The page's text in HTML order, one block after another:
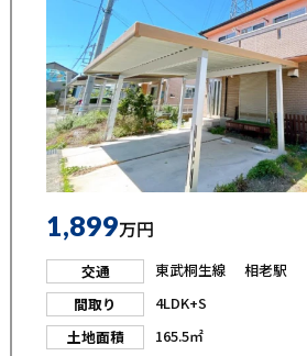
1,899万円
交通
東武桐生線 相老駅
間取り
4LDK+S
土地面積
165.5㎡